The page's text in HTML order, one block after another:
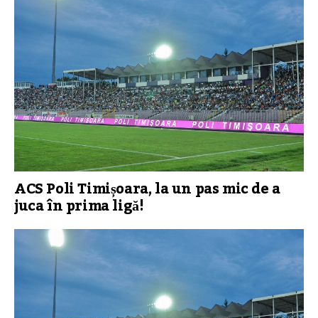
ACS Poli Timișoara, la un pas mic de a
juca în prima ligă!